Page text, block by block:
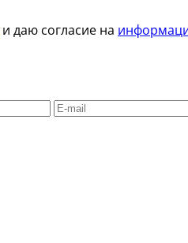
и даю согласие на